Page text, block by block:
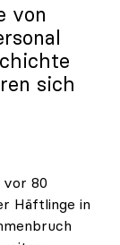
von
sich
vor 80
Häftlinge in